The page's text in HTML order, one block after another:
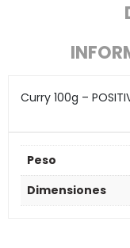
Curry 100g –
Peso
Dimensiones